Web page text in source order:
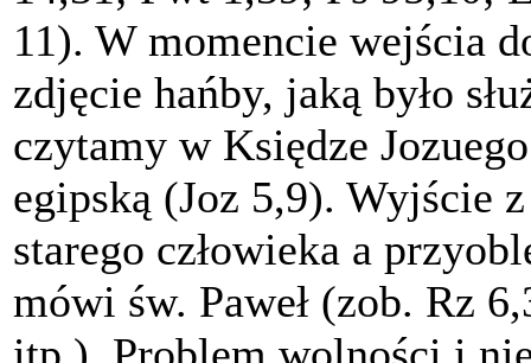
11). W momencie wejścia
zdjęcie hańby, jaką było
czytamy w Księdze
egipską (Joz 5,9). Wyjście
starego człowieka a
mówi św. Paweł (zob. Rz
itp.). Problem wolności i